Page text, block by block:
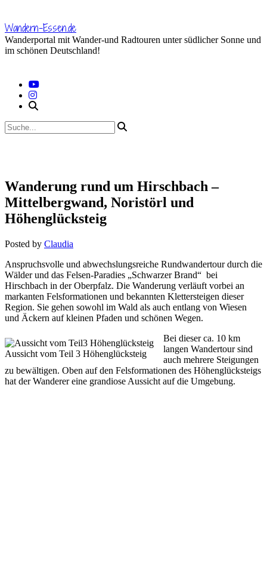
content
Wandern-Essen.de
Wanderportal mit Wander-und Radtouren unter südlicher Sonne und
im schönen Deutschland!
Wanderung rund um Hirschbach –
Mittelbergwand, Noristörl und
Höhenglücksteig
Posted by Claudia
Anspruchsvolle und abwechslungsreiche Rundwandertour durch die
Wälder und das Felsen-Paradies „Schwarzer Brand“ bei
Hirschbach in der Oberpfalz. Die Wanderung verläuft vorbei an
markanten Felsformationen und bekannten Klettersteigen dieser
Region. Sie gehen sowohl im Wald als auch entlang von Wiesen
und Äckern auf kleinen Pfaden und schönen Wegen.
Aussicht vom Teil 3 Höhenglücksteig
Bei dieser ca. 10 km
langen Wandertour sind
auch mehrere Steigungen
zu bewältigen. Oben auf den Felsformationen des Höhenglücksteigs
hat der Wanderer eine grandiose Aussicht auf die Umgebung.